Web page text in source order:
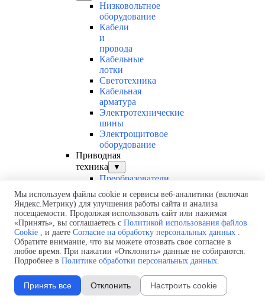
Низковольтное
оборудование
Кабели
и
провода
Кабельные
лотки
Светотехника
Кабельная
арматура
Электротехнические
шины
Электрощитовое
оборудование
Приводная
техника
▼
Преобразователи
частоты
Редукторы
и
мотор-
редукторы
Линейные
системы
Компоненты
автоматизации
Электродвигатели
Втулки
Мы используем файлы cookie и сервисы веб-аналитики (включая
Яндекс.Метрику) для улучшения работы сайта и анализа
посещаемости. Продолжая использовать сайт или нажимая
«Принять», вы соглашаетесь с Политикой использования файлов
Cookie , и даете Согласие на обработку персональных данных .
Обратите внимание, что вы можете отозвать свое согласие в
любое время. При нажатии «Отклонить» данные не собираются.
Подробнее в Политике обработки персональных данных.
Принять все Отклонить Настроить cookie